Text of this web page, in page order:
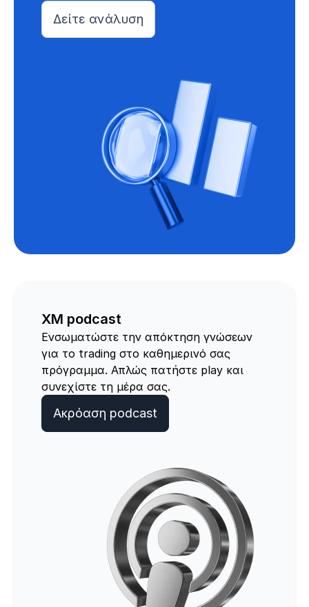
Δείτε ανάλυση
XM podcast
Ενσωματώστε την απόκτηση γνώσεων
για το trading στο καθημερινό σας
πρόγραμμα. Απλώς πατήστε play και
συνεχίστε τη μέρα σας.
Ακρόαση podcast